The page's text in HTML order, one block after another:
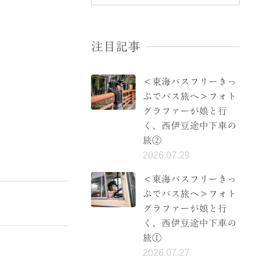
注目記事
＜東海バスフリーきっ
ぷでバス旅へ＞フォト
グラファーが娘と行
く、西伊豆途中下車の
旅②
2026.07.29
＜東海バスフリーきっ
ぷでバス旅へ＞フォト
グラファーが娘と行
く、西伊豆途中下車の
旅①
2026.07.27